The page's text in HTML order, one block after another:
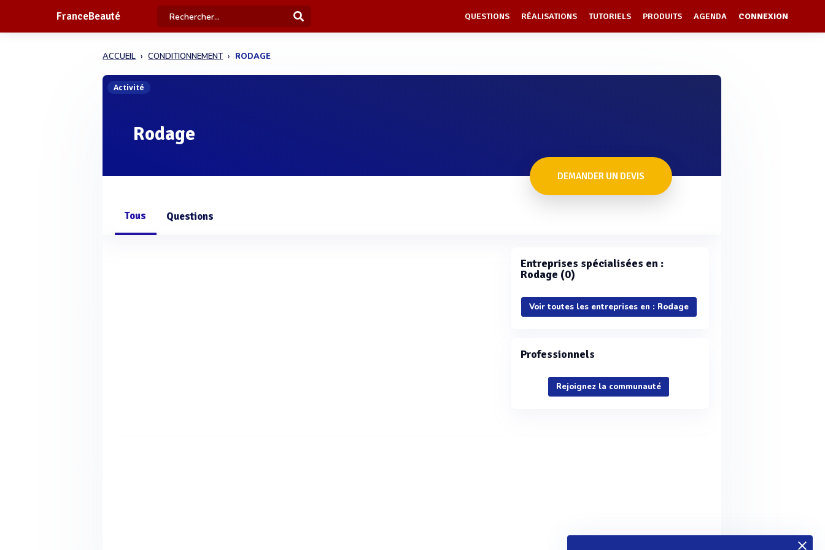
FranceBeauté QUESTIONS RÉALISATIONS TUTORIELS PRODUITS AGENDA CONNEXION
ACCUEIL CONDITIONNEMENT RODAGE
Activité
Rodage
DEMANDER UN DEVIS
Tous Questions
Entreprises spécialisées en :
Rodage (0)
Voir toutes les entreprises en : Rodage
Professionnels
Rejoignez la communauté